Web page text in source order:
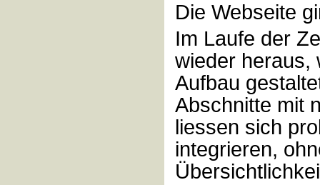
Die Webseite
Im Laufe der
wieder heraus,
Aufbau
Abschnitte mit
liessen sich
integrieren,